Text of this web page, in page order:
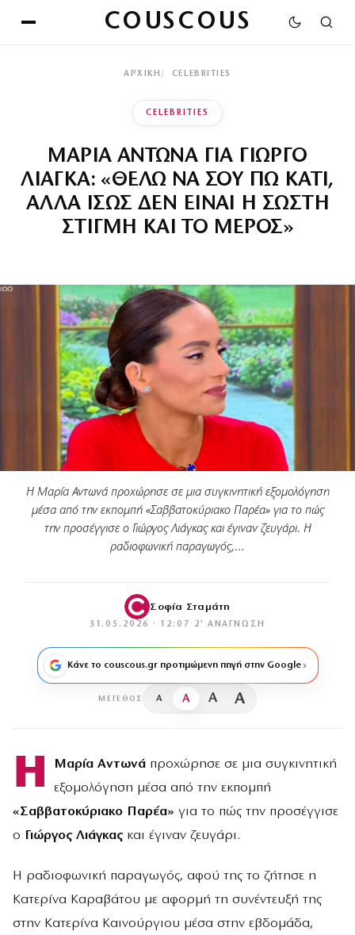
COUSCOUS
ΑΡΧΙΚΉ CELEBRITIES
CELEBRITIES
ΜΑΡΙΑ ΑΝΤΩΝΑ ΓΙΑ ΓΙΩΡΓΟ
ΛΙΑΓΚΑ: «ΘΕΛΩ ΝΑ ΣΟΥ ΠΩ ΚΑΤΙ,
ΑΛΛΑ ΙΣΩΣ ΔΕΝ ΕΙΝΑΙ Η ΣΩΣΤΗ
ΣΤΙΓΜΗ ΚΑΙ ΤΟ ΜΕΡΟΣ»
Η Μαρία Αντωνά προχώρησε σε μια συγκινητική εξομολόγηση
μέσα από την εκπομπή «Σαββατοκύριακο Παρέα» για το πώς
την προσέγγισε ο Γιώργος Λιάγκας και έγιναν ζευγάρι. Η
ραδιοφωνική παραγωγός,…
Σοφία Σταμάτη
31.05.2026 · 12:07 · 2′ ΑΝΆΓΝΩΣΗ
Κάνε το couscous.gr προτιμώμενη πηγή στην Google
ΜΈΓΕΘΟΣ A A A A
Η Μαρία Αντωνάπροχώρησε σε μια συγκινητική
εξομολόγηση μέσα από την εκπομπή
«Σαββατοκύριακο Παρέα» για το πώς την προσέγγισε
ο Γιώργος Λιάγκαςκαι έγιναν ζευγάρι.
Η ραδιοφωνική παραγωγός, αφού της το ζήτησε η
Κατερίνα Καραβάτου με αφορμή τη συνέντευξή της
στην Κατερίνα Καινούργιου μέσα στην εβδομάδα,